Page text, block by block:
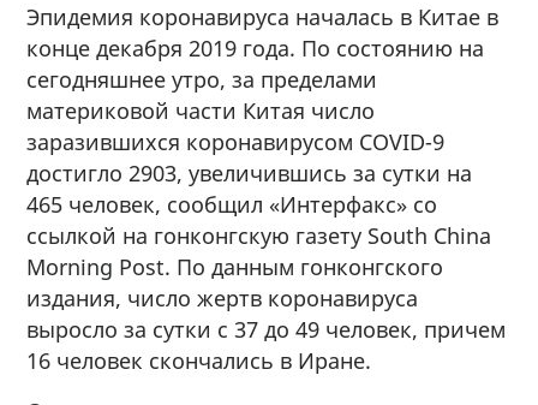
Эпидемия коронавируса началась в Китае в
конце декабря 2019 года. По состоянию на
сегодняшнее утро, за пределами
материковой части Китая число
заразившихся коронавирусом COVID-9
достигло 2903, увеличившись за сутки на
465 человек, сообщил «Интерфакс» со
ссылкой на гонконгскую газету South China
Morning Post. По данным гонконгского
издания, число жертв коронавируса
выросло за сутки с 37 до 49 человек, причем
16 человек скончались в Иране.